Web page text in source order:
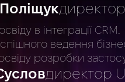
в інтеграції CRM.
ведення
розробки
директор